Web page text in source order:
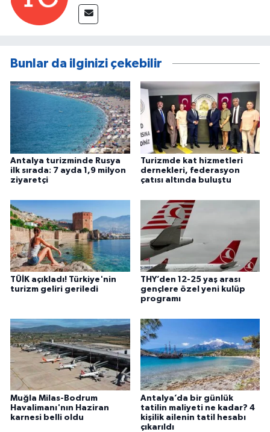
Bunlar da ilginizi çekebilir
Antalya turizminde Rusya
ilk sırada: 7 ayda 1,9 milyon
ziyaretçi
Turizmde kat hizmetleri
dernekleri, federasyon
çatısı altında buluştu
TÜİK açıkladı! Türkiye'nin
turizm geliri geriledi
THY’den 12-25 yaş arası
gençlere özel yeni kulüp
programı
Muğla Milas-Bodrum
Havalimanı'nın Haziran
karnesi belli oldu
Antalya’da bir günlük
tatilin maliyeti ne kadar? 4
kişilik ailenin tatil hesabı
çıkarıldı